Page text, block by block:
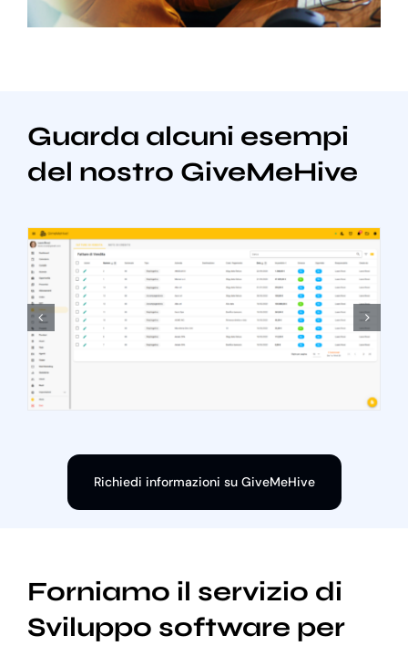
Guarda alcuni esempi
del nostro GiveMeHive
Richiedi informazioni su GiveMeHive
Forniamo il servizio di
Sviluppo software per